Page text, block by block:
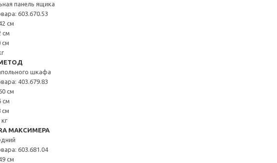
панель ящика
603.670.53
см
см
см
МЕТОД
шкафа
403.679.83
см
см
см
МАКСИМЕРА
603.681.04
см